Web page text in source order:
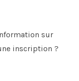
sur
inscription ?